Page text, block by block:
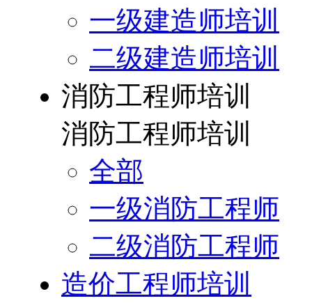
一级建造师培训
二级建造师培训
消防工程师培训
消防工程师培训
全部
一级消防工程师
二级消防工程师
造价工程师培训